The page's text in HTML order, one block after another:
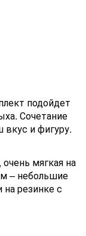
подойдет
Сочетание
вкус и фигуру.
мягкая на
– небольшие
резинке с